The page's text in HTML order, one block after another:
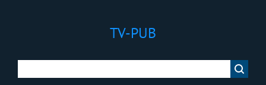
TV-PUB